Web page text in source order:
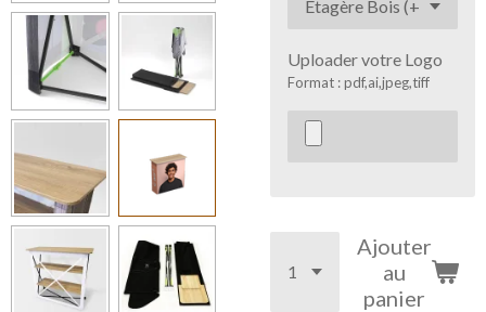
Uploader votre Logo
Format : pdf,ai,jpeg,tiff
Ajouter
au
panier